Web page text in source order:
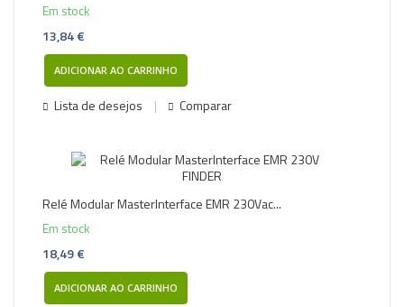
Em stock
13,84 €
ADICIONAR AO CARRINHO
Lista de desejos Comparar
Relé Modular MasterInterface EMR 230Vac...
Em stock
18,49 €
ADICIONAR AO CARRINHO